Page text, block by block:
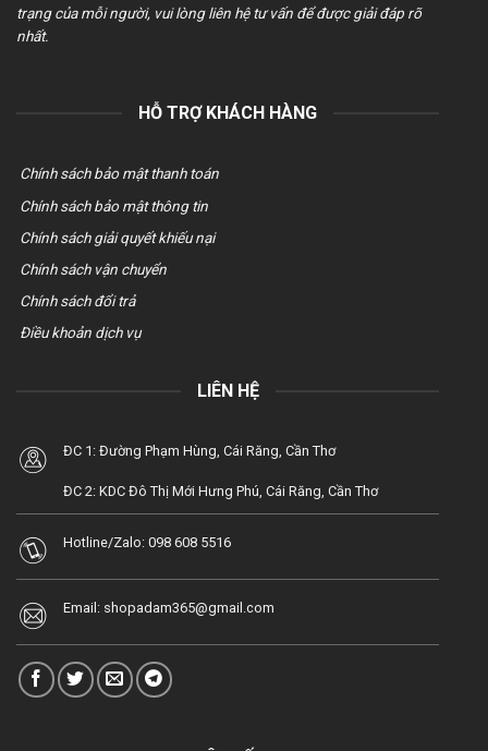
trạng của mỗi người, vui lòng liên hệ tư vấn để được giải đáp rõ
nhất.
HỖ TRỢ KHÁCH HÀNG
Chính sách bảo mật thanh toán
Chính sách bảo mật thông tin
Chính sách giải quyết khiếu nại
Chính sách vận chuyển
Chính sách đổi trả
Điều khoản dịch vụ
LIÊN HỆ
ĐC 1: Đường Phạm Hùng, Cái Răng, Cần Thơ
ĐC 2: KDC Đô Thị Mới Hưng Phú, Cái Răng, Cần Thơ
Hotline/Zalo: 098 608 5516
Email: shopadam365@gmail.com